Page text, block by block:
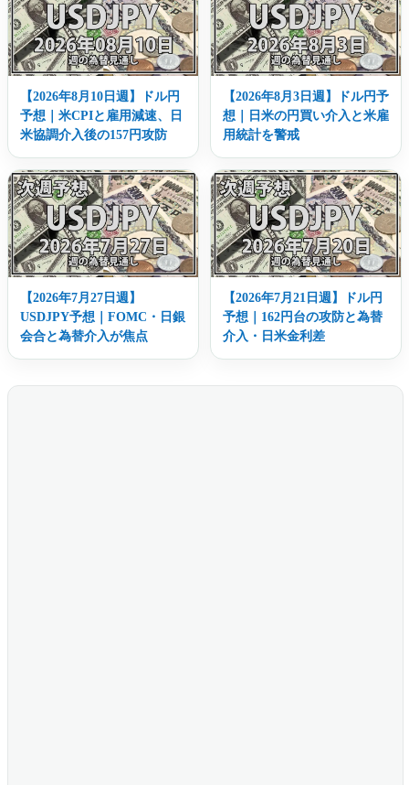
【2026年8月10日週】ドル円
予想｜米CPIと雇用減速、日
米協調介入後の157円攻防
【2026年8月3日週】ドル円予
想｜日米の円買い介入と米雇
用統計を警戒
【2026年7月27日週】
USDJPY予想｜FOMC・日銀
会合と為替介入が焦点
【2026年7月21日週】ドル円
予想｜162円台の攻防と為替
介入・日米金利差